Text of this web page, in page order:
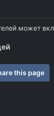
может
this page